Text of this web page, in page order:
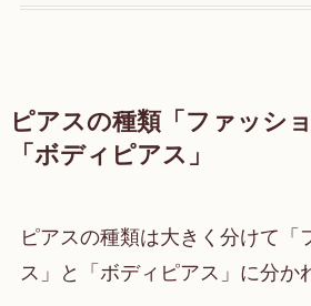
ピアスの種類「ファッシ
「ボディピアス」
ピアスの種類は大きく分けて「
ス」と「ボディピアス」に分か